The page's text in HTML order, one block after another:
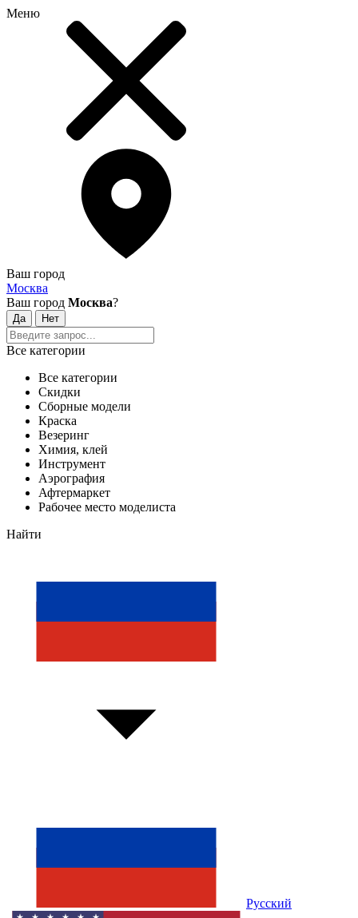
Меню
Ваш город
Москва
Ваш город Москва?
Все категории
Все категории
Скидки
Сборные модели
Краска
Везеринг
Химия, клей
Инструмент
Аэрография
Афтермаркет
Рабочее место моделиста
Найти
Русский